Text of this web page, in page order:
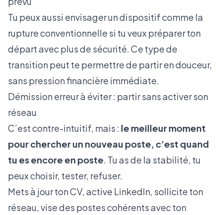
Tu peux aussi envisager un dispositif comme la
rupture conventionnelle si tu veux préparer ton
départ avec plus de sécurité. Ce type de
transition peut te permettre de partir en douceur,
sans pression financière immédiate.
Démission erreur à éviter : partir sans activer son
réseau
C’est contre-intuitif, mais : le meilleur moment
pour chercher un nouveau poste, c’est quand
tu es encore en poste. Tu as de la stabilité, tu
peux choisir, tester, refuser.
Mets à jour ton CV, active LinkedIn, sollicite ton
réseau, vise des postes cohérents avec ton